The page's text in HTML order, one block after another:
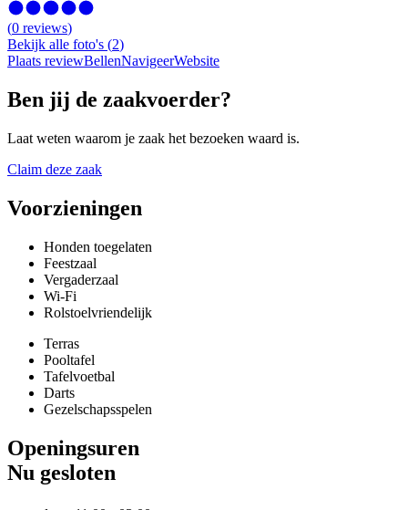
(0 reviews)
Bekijk alle foto's (2)
Plaats reviewBellenNavigeerWebsite
Ben jij de zaakvoerder?
Laat weten waarom je zaak het bezoeken waard is.
Claim deze zaak
Voorzieningen
Honden toegelaten
Feestzaal
Vergaderzaal
Wi-Fi
Rolstoelvriendelijk
Terras
Pooltafel
Tafelvoetbal
Darts
Gezelschapsspelen
Openingsuren
Nu gesloten